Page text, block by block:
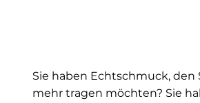
Sie haben Echtschmuck, den
mehr tragen möchten? Sie